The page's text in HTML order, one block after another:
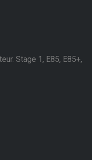
Stage 1, E85, E85+,